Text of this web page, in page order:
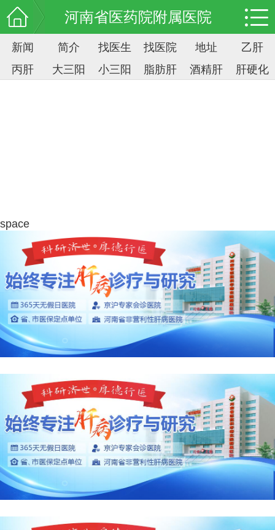
河南省医药院附属医院
新闻 简介 找医生 找医院 地址
乙肝
丙肝
大三阳 小三阳 脂肪肝 酒精肝 肝硬化
space